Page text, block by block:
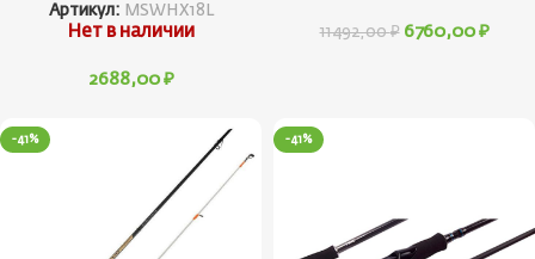
Артикул: MSWHX18L
Нет в наличии
2688,00 ₽
11492,00₽ 6760,00 ₽
-41% -41%